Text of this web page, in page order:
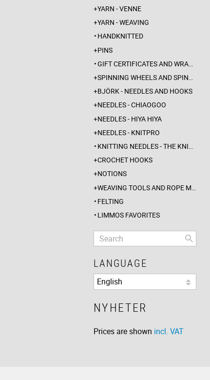
YARN - VENNE
YARN - WEAVING
HANDKNITTED
PINS
GIFT CERTIFICATES AND WRAPPINGS
SPINNING WHEELS AND SPINDLES
BJÖRK - NEEDLES AND HOOKS
NEEDLES - CHIAOGOO
NEEDLES - HIYA HIYA
NEEDLES - KNITPRO
KNITTING NEEDLES - THE KNITTING BARBER
CROCHET HOOKS
NOTIONS
WEAVING TOOLS AND ROPE MAKING
FELTING
LIMMOS FAVORITES
LANGUAGE
NYHETER
Prices are shown incl. VAT